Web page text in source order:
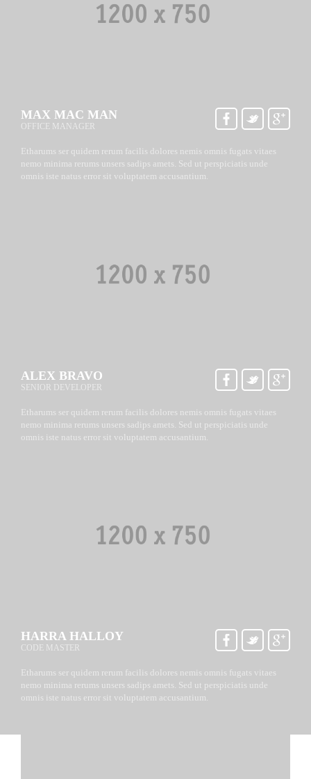
MAX MAC MAN
OFFICE MANAGER
Etharums ser quidem rerum facilis dolores nemis omnis fugats vitaes
nemo minima rerums unsers sadips amets. Sed ut perspiciatis unde
omnis iste natus error sit voluptatem accusantium.
ALEX BRAVO
SENIOR DEVELOPER
Etharums ser quidem rerum facilis dolores nemis omnis fugats vitaes
nemo minima rerums unsers sadips amets. Sed ut perspiciatis unde
omnis iste natus error sit voluptatem accusantium.
HARRA HALLOY
CODE MASTER
Etharums ser quidem rerum facilis dolores nemis omnis fugats vitaes
nemo minima rerums unsers sadips amets. Sed ut perspiciatis unde
omnis iste natus error sit voluptatem accusantium.